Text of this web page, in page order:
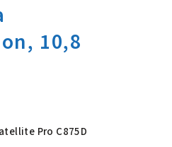
Satellite Pro
Pro C875D